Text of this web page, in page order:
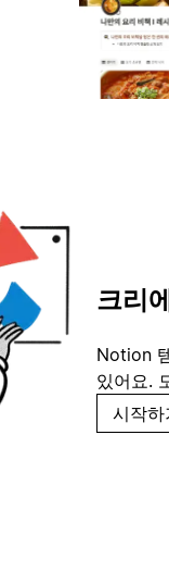
크리
Notion
있어요.
시작하